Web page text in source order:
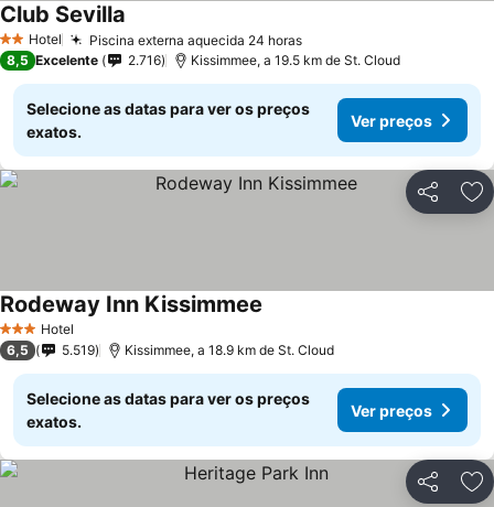
2 Estrelas
Hotel Piscina externa aquecida 24 horasVer preços
Club Sevilla
8,5 Excelente 2.716 Kissimmee, a 19.5 km de St. Cloud
Selecione as datas para ver os preços
exatos.
Ver preços
Partilhar
3 EstrelasHotel
Rodeway Inn Kissimmee
6,5 5.519 Kissimmee, a 18.9 km de St. Cloud
Selecione as datas para ver os preços
exatos.
Ver preços
Partilhar